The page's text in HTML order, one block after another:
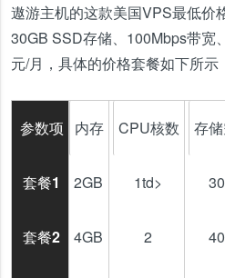
遨游主机的这款美国VPS最低价
30GB SSD存储、100Mbps带宽
元/月，具体的价格套餐如下所示
参数项
套餐1
套餐2
内存
2GB
4GB
CPU核数
1td>
2
存